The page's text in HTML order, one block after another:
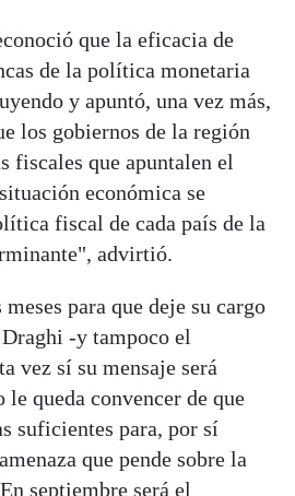
que la eficacia de
de la política monetaria
y apuntó, una vez más,
los gobiernos de la región
fiscales que apuntalen el
económica se
fiscal de cada país de la
advirtió.
para que deje su cargo
-y tampoco el
vez sí su mensaje será
le queda convencer de que
suficientes para, por sí
que pende sobre la
septiembre será el